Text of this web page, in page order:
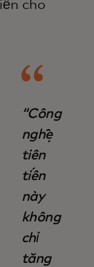
cho
“Công
nghệ
tiên
tiến
này
không
chỉ
tăng